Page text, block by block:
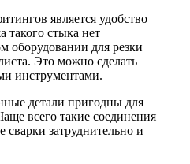
является удобство
такого стыка нет
оборудовании для резки
Это можно сделать
инструментами.
детали пригодны для
всего такие соединения
сварки затруднительно и